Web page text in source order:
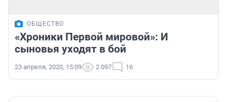
ОБЩЕСТВО
«Хроники Первой мировой»: И
сыновья уходят в бой
23 апреля, 2020, 15:09 2 097 16